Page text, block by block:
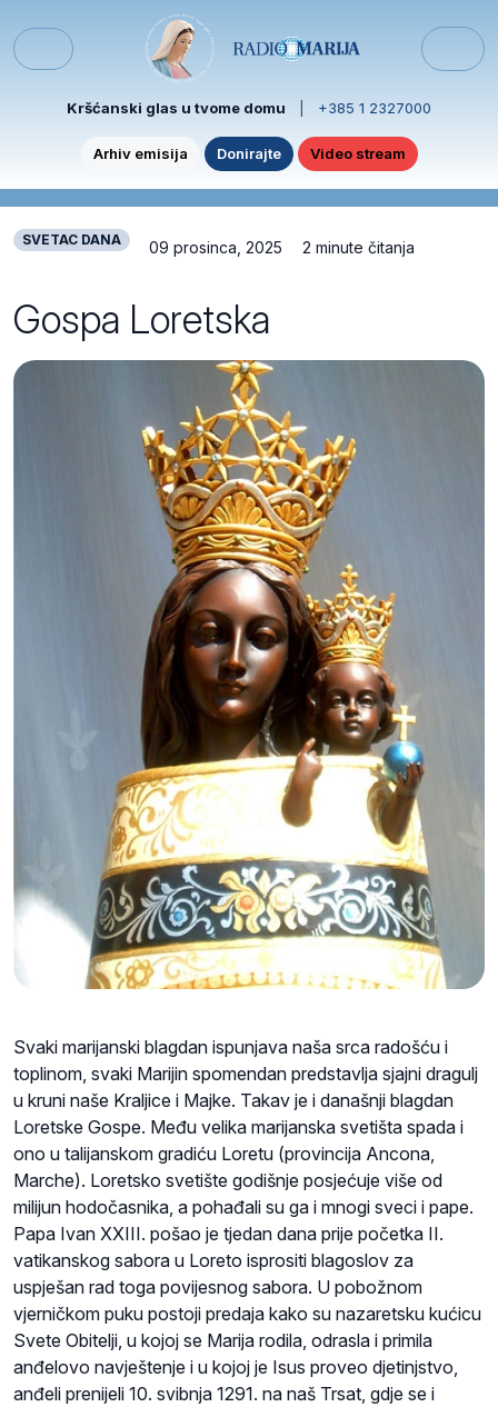
Menu
Kršćanski glas u tvome domu +385 1 2327000
Arhiv emisija Donirajte Video stream
SVETAC DANA 09 prosinca, 2025 2 minute čitanja
Gospa Loretska
Svaki marijanski blagdan ispunjava naša srca radošću i
toplinom, svaki Marijin spomendan predstavlja sjajni dragulj
u kruni naše Kraljice i Majke. Takav je i današnji blagdan
Loretske Gospe. Među velika marijanska svetišta spada i
ono u talijanskom gradiću Loretu (provincija Ancona,
Marche). Loretsko svetište godišnje posjećuje više od
milijun hodočasnika, a pohađali su ga i mnogi sveci i pape.
Papa Ivan XXIII. pošao je tjedan dana prije početka II.
vatikanskog sabora u Loreto isprositi blagoslov za
uspješan rad toga povijesnog sabora. U pobožnom
vjerničkom puku postoji predaja kako su nazaretsku kućicu
Svete Obitelji, u kojoj se Marija rodila, odrasla i primila
anđelovo navještenje i u kojoj je Isus proveo djetinjstvo,
anđeli prenijeli 10. svibnja 1291. na naš Trsat, gdje se i